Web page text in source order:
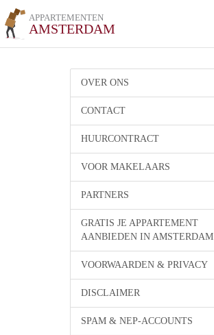
APPARTEMENTEN
AMSTERDAM
OVER ONS
CONTACT
HUURCONTRACT
VOOR MAKELAARS
PARTNERS
GRATIS JE APPARTEMENT
AANBIEDEN IN AMSTERDAM
VOORWAARDEN & PRIVACY
DISCLAIMER
SPAM & NEP-ACCOUNTS